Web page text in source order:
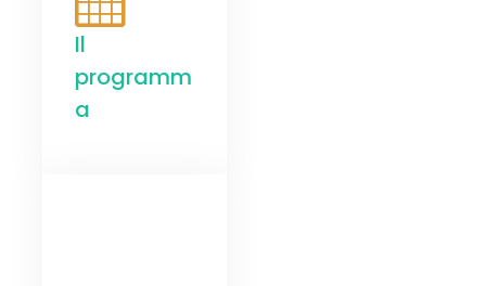
Il
programm
a